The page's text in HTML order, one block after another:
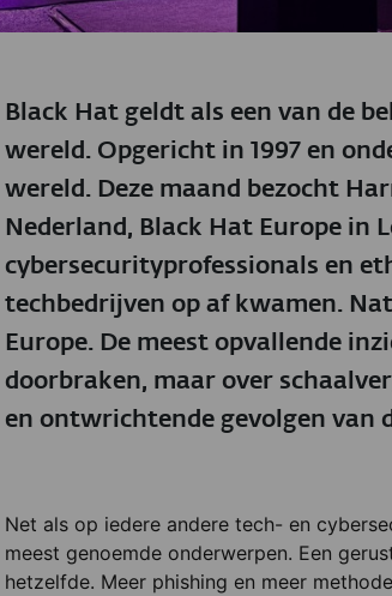
Black Hat geldt als een van de
wereld. Opgericht in 1997 en
wereld. Deze maand bezocht
Nederland, Black Hat Europe in
cybersecurityprofessionals en
techbedrijven op af kwamen.
Europe. De meest opvallende
doorbraken, maar over
en ontwrichtende gevolgen van
Net als op iedere andere tech- en
meest genoemde onderwerpen. Een
hetzelfde. Meer phishing en meer